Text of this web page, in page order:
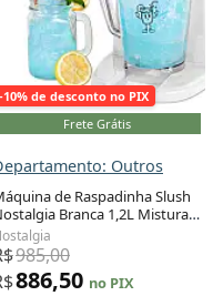
-10% de desconto no PIX
Frete Grátis
Outros
de Raspadinha Slush
Branca 1,2L Mistura
120V
985,00
886,50 no PIX
Adicionar ao carrinho